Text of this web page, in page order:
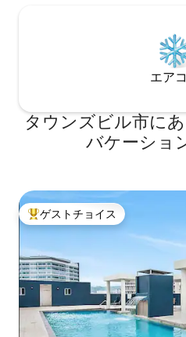
エア
タウンズビル市に
バケーショ
大好評のゲストチョイスです。
ゲストチョイス